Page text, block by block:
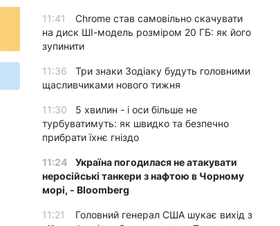
11:41
Chrome став самовільно скачувати
на диск ШІ-модель розміром 20 ГБ: як його
зупинити
11:36
Три знаки Зодіаку будуть головними
щасливчиками нового тижня
11:30
5 хвилин - і оси більше не
турбуватимуть: як швидко та безпечно
прибрати їхнє гніздо
11:24
Україна погодилася не атакувати
неросійські танкери з нафтою в Чорному
морі, - Bloomberg
11:21
Головний генерал США шукає вихід з